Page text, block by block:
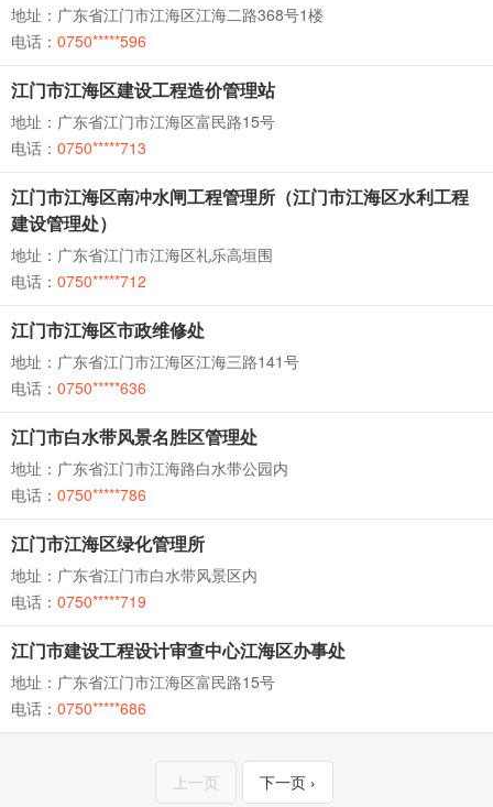
地址：广东省江门市江海区江海二路368号1楼
电话： 0750*****596
江门市江海区建设工程造价管理站
地址：广东省江门市江海区富民路15号
电话： 0750*****713
江门市江海区南冲水闸工程管理所（江门市江海区水利工程
建设管理处）
地址：广东省江门市江海区礼乐高垣围
电话： 0750*****712
江门市江海区市政维修处
地址：广东省江门市江海区江海三路141号
电话： 0750*****636
江门市白水带风景名胜区管理处
地址：广东省江门市江海路白水带公园内
电话： 0750*****786
江门市江海区绿化管理所
地址：广东省江门市白水带风景区内
电话： 0750*****719
江门市建设工程设计审查中心江海区办事处
地址：广东省江门市江海区富民路15号
电话： 0750*****686
上一页 下一页 ›